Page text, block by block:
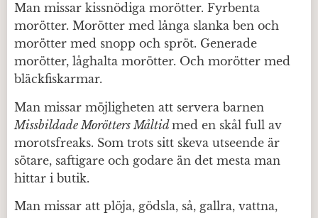
Man missar kissnödiga morötter. Fyrbenta
morötter. Morötter med långa slanka ben och
morötter med snopp och spröt. Generade
morötter, låghalta morötter. Och morötter med
bläckfiskarmar.
Man missar möjligheten att servera barnen
Missbildade Morötters Måltidmed en skål full av
morotsfreaks. Som trots sitt skeva utseende är
sötare, saftigare och godare än det mesta man
hittar i butik.
Man missar att plöja, gödsla, så, gallra, vattna,